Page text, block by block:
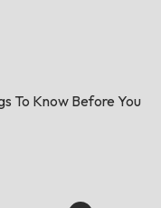
To Know Before You